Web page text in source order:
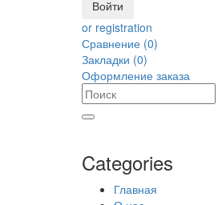
Войти
or registration
Сравнение (0)
Закладки (0)
Оформление заказа
Categories
Главная